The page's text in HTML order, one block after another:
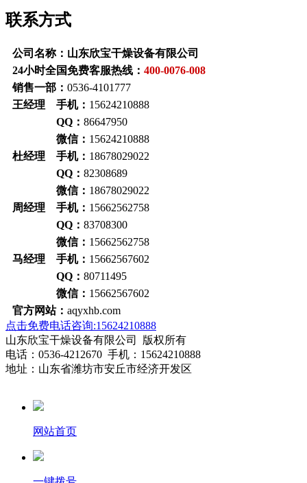
联系方式
公司名称： 山东欣宝干燥设备有限公司
24小时全国免费客服热线： 400-0076-008
销售一部： 0536-4101777
王经理 手机： 15624210888
QQ： 86647950
微信： 15624210888
杜经理 手机： 18678029022
QQ： 82308689
微信： 18678029022
周经理 手机： 15662562758
QQ： 83708300
微信： 15662562758
马经理 手机： 15662567602
QQ： 80711495
微信： 15662567602
官方网站： aqyxhb.com
点击免费电话咨询:15624210888
山东欣宝干燥设备有限公司 版权所有
电话：0536-4212670 手机：15624210888
地址：山东省潍坊市安丘市经济开发区
网站首页